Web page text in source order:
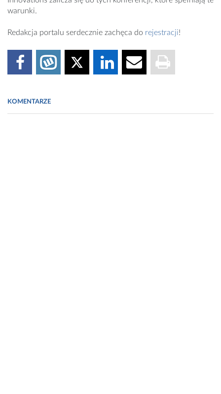
warunki.
Redakcja portalu serdecznie zachęca do rejestracji!
KOMENTARZE